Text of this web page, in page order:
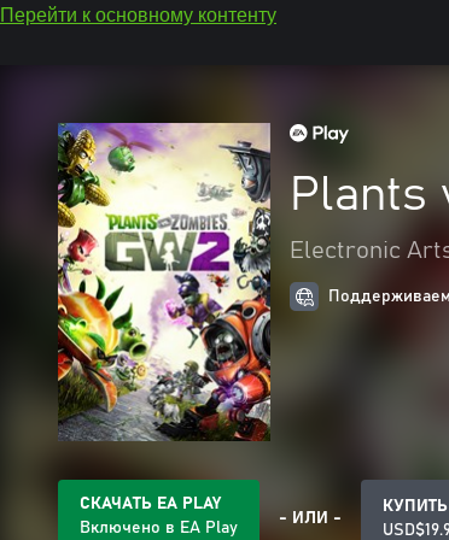
Перейти к основному контенту
Plants
Electronic
СКАЧАТЬ EA PLAY
Включено в EA Play
- ИЛИ -
КУПИТЬ